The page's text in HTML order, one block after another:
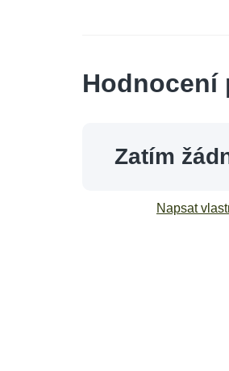
Hodnocení
Zatím
Napsat